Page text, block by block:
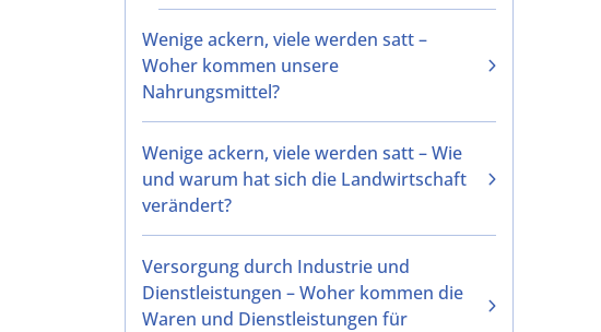
Wenige ackern, viele werden satt –
Woher kommen unsere
Nahrungsmittel?
Wenige ackern, viele werden satt – Wie
und warum hat sich die Landwirtschaft
verändert?
Versorgung durch Industrie und
Dienstleistungen – Woher kommen die
Waren und Dienstleistungen für